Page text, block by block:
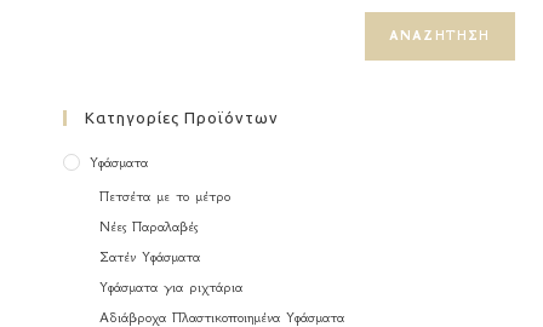
ΑΝΑΖΉΤΗΣΗ
Κατηγορίες Προϊόντων
Υφάσματα
Πετσέτα με το μέτρο
Νέες Παραλαβές
Σατέν Υφάσματα
Υφάσματα για ριχτάρια
Αδιάβροχα Πλαστικοποιημένα Υφάσματα